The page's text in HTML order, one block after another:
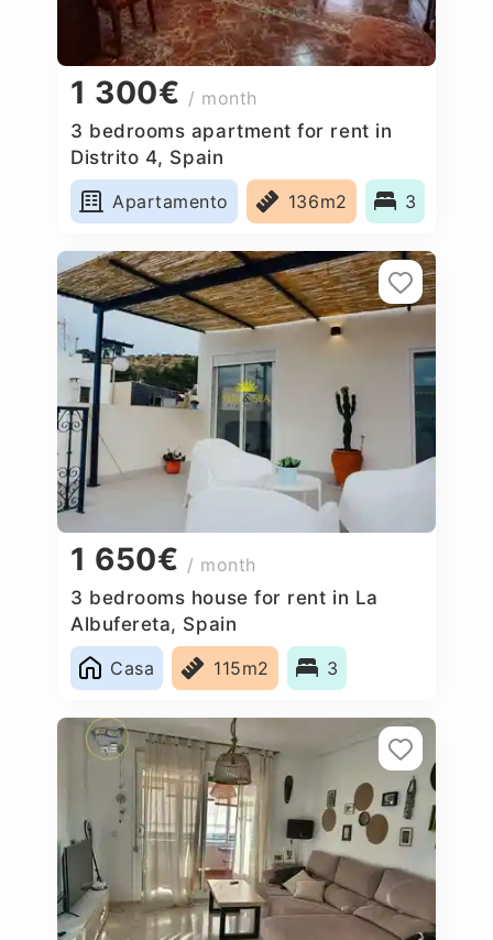
1 300€ / month
3 bedrooms apartment for rent in
Distrito 4, Spain
Apartamento
136m2 3
1 650€ / month
3 bedrooms house for rent in La
Albufereta, Spain
Casa
115m2 3